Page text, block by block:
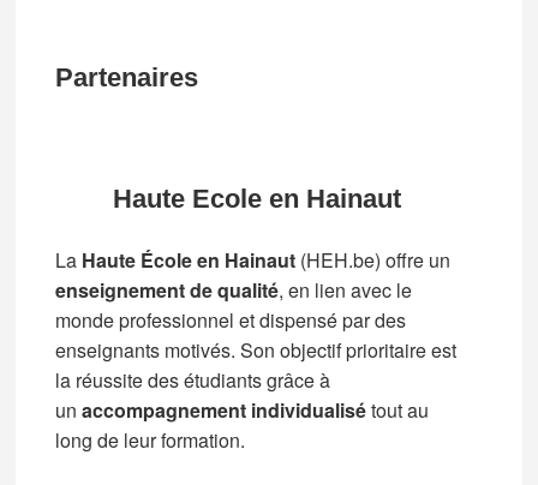
Partenaires
Haute Ecole en Hainaut
La Haute École en Hainaut(HEH.be) offre un
enseignement de qualité, en lien avec le
monde professionnel et dispensé par des
enseignants motivés. Son objectif prioritaire est
la réussite des étudiants grâce à
un accompagnement individualisétout au
long de leur formation.